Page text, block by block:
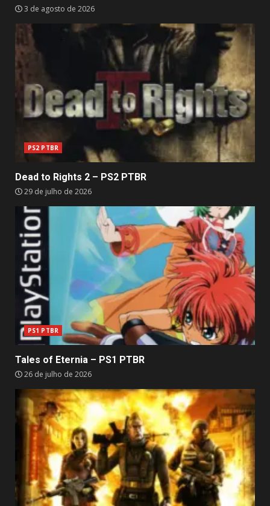
3 de agosto de 2026
PS2 PTBR
Dead to Rights 2 – PS2 PTBR
29 de julho de 2026
PS1 PTBR
Tales of Eternia – PS1 PTBR
26 de julho de 2026